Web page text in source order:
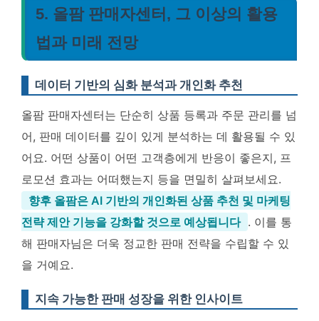
5. 올팜 판매자센터, 그 이상의 활용
법과 미래 전망
데이터 기반의 심화 분석과 개인화 추천
올팜 판매자센터는 단순히 상품 등록과 주문 관리를 넘
어, 판매 데이터를 깊이 있게 분석하는 데 활용될 수 있
어요. 어떤 상품이 어떤 고객층에게 반응이 좋은지, 프
로모션 효과는 어떠했는지 등을 면밀히 살펴보세요.
향후 올팜은 AI 기반의 개인화된 상품 추천 및 마케팅
전략 제안 기능을 강화할 것으로 예상됩니다 . 이를 통
해 판매자님은 더욱 정교한 판매 전략을 수립할 수 있
을 거예요.
지속 가능한 판매 성장을 위한 인사이트